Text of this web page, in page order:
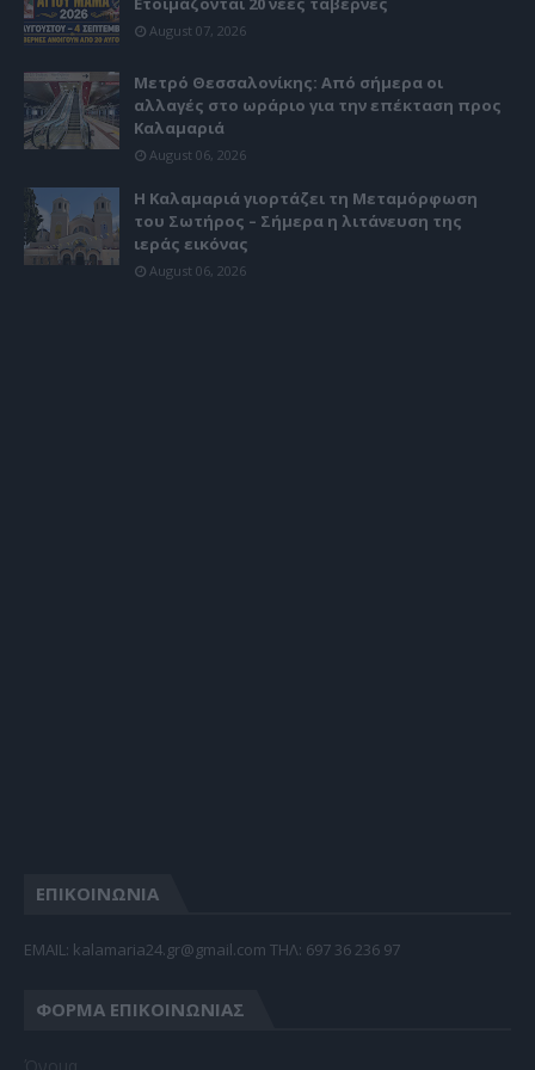
August 07, 2026
Μετρό Θεσσαλονίκης: Από σήμερα οι
αλλαγές στο ωράριο για την επέκταση προς
Καλαμαριά
August 06, 2026
Η Καλαμαριά γιορτάζει τη Μεταμόρφωση
του Σωτήρος – Σήμερα η λιτάνευση της
ιεράς εικόνας
August 06, 2026
ΕΠΙΚΟΙΝΩΝΙΑ
EMAIL: kalamaria24.gr@gmail.com TΗΛ: 697 36 236 97
ΦΌΡΜΑ ΕΠΙΚΟΙΝΩΝΊΑΣ